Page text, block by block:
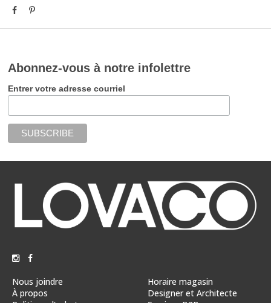
Abonnez-vous à notre infolettre
Entrer votre adresse courriel
Nous joindre
À propos
Horaire magasin
Designer et Architecte